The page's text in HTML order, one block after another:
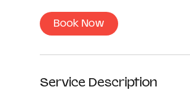
Book Now
Service Description